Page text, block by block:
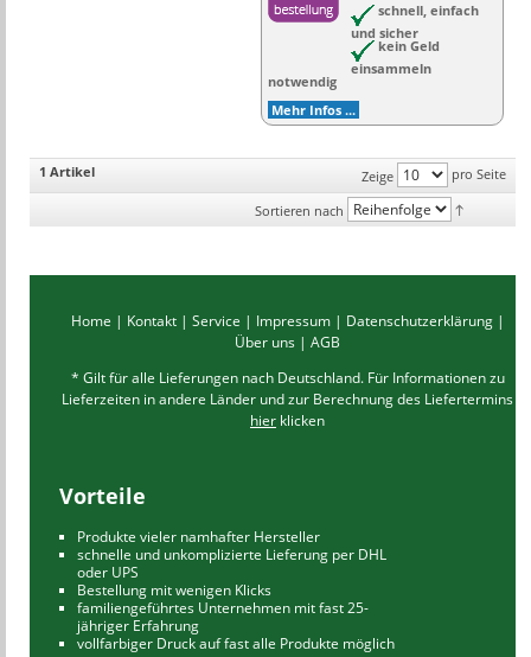
schnell, einfach
und sicher
kein Geld
einsammeln
notwendig
Mehr Infos ...
1 Artikel Zeige pro Seite
Sortieren nach
Home | Kontakt| Service | Impressum| Datenschutzerklärung|
Über uns | AGB
* Gilt für alle Lieferungen nach Deutschland. Für Informationen zu
Lieferzeiten in andere Länder und zur Berechnung des Liefertermins
hier klicken
Vorteile
Produkte vieler namhafter Hersteller
schnelle und unkomplizierte Lieferung per DHL
oder UPS
Bestellung mit wenigen Klicks
familiengeführtes Unternehmen mit fast 25-
jähriger Erfahrung
vollfarbiger Druck auf fast alle Produkte möglich